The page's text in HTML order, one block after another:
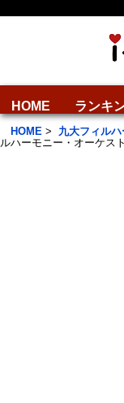
HOME ランキ
HOME > 九大フィル
ルハーモニー・オーケス